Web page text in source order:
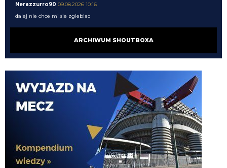
Nerazzurro90 09.08.2026 10:16
dalej nie chce mi sie zglebiac
09.08.2026 10:16
Nerazzurro90 09.08.2026 10:16
acmilanowek 09.08.2026 10:02 a co w tej chwili oprocz wahadla nam trzeba
? po Lm nie idziemy z pustymi kieszeniami a we Wloszech wciaz bedziemy
miec najlepszy sklad.
Wiec uwazam, ze i tak to co mamy teraz, mimo balaganu, to i tak progres w
stosunku do trzech ostatnich lat Suning
timon 09.08.2026 10:06
ARCHIWUM SHOUTBOXA